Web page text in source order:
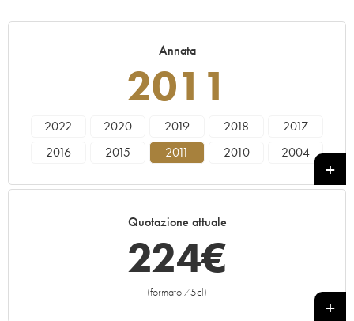
Annata
2011
2022 2020 2019 2018
2017
2016
2015 2011 2010
2004
Quotazione attuale
224€
(formato 75cl)
+